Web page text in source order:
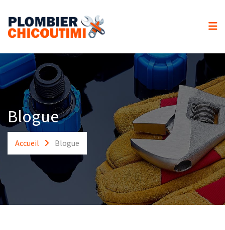
Accueil
Services
Spécialités
Soumission
Urgences
Contact
Blogue
Accueil Blogue